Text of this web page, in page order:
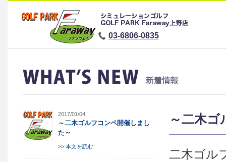
03-6806-0835
2017/01/04
～二木ゴルフコンペ開催しまし
た～
>> 本文を読む
～二木
二木ゴル